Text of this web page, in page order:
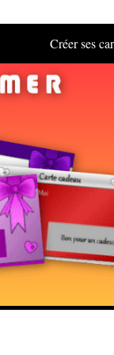
Créer ses